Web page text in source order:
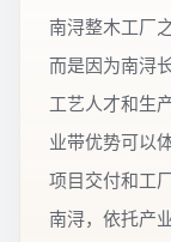
南浔整木工厂
而是因为南浔
工艺人才和生
业带优势可以
项目交付和工
南浔，依托产